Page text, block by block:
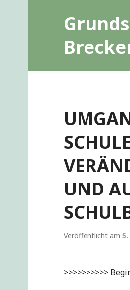
UND
Veröffentlicht am 5.
>>>>>>>>>>